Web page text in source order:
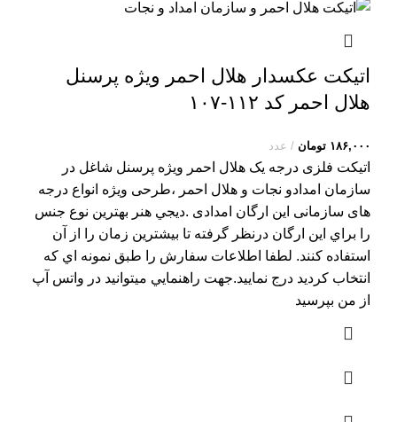
اتیکت عکسدار هلال احمر ویژه پرسنل
هلال احمر کد ۱۱۲-۱۰۷
۱۸۶,۰۰۰ تومان عدد
اتیکت فلزی درجه یک هلال احمر ویژه پرسنل شاغل در
سازمان امدادو نجات و هلال احمر ،طرحی ویژه انواع درجه
های سازمانی این ارگان امدادی .ديجي هنر بهترين نوع جنس
را براي اين ارگان درنظر گرفته تا بيشترين زمان را از آن
استفاده کنند. لطفا اطلاعات سفارش را طبق نمونه اي که
انتخاب کرديد درج نماييد.جهت راهنمايي ميتوانيد در واتس آپ
از من بپرسيد